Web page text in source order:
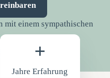
+
Jahre Erfahrung